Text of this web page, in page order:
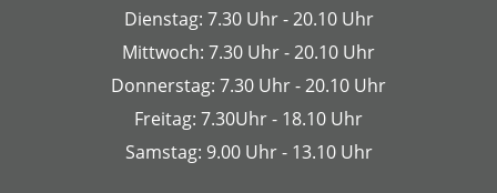
Dienstag: 7.30 Uhr - 20.10 Uhr
Mittwoch: 7.30 Uhr - 20.10 Uhr
Donnerstag: 7.30 Uhr - 20.10 Uhr
Freitag: 7.30Uhr - 18.10 Uhr
Samstag: 9.00 Uhr - 13.10 Uhr